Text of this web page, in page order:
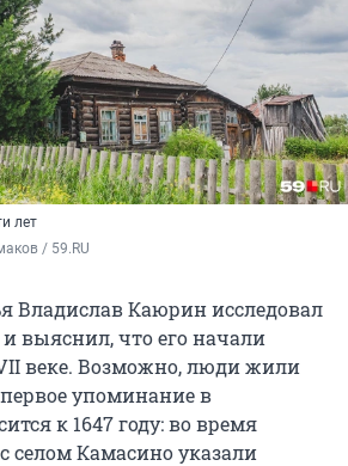
лет
/ 59.RU
Владислав Каюрин исследовал
выяснил, что его начали
веке. Возможно, люди жили
упоминание в
к 1647 году: во время
селом Камасино указали